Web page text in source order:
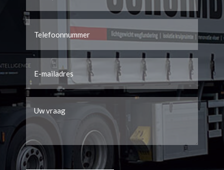
Telefoon
Email
Uw
vraag